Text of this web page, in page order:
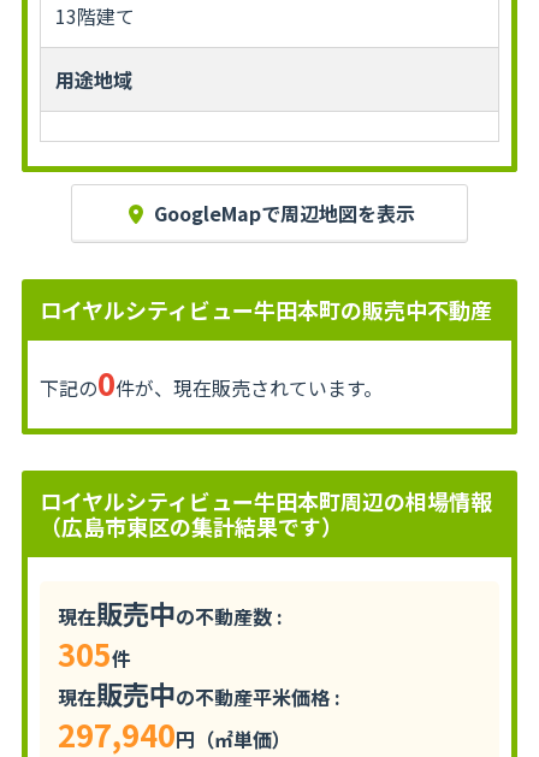
13階建て
用途地域
GoogleMapで周辺地図を表示
ロイヤルシティビュー牛田本町の販売中不動産
下記の0件が、現在販売されています。
ロイヤルシティビュー牛田本町周辺の相場情報
（広島市東区の集計結果です）
現在販売中の不動産数 :
305件
現在販売中の不動産平米価格 :
297,940円（㎡単価）